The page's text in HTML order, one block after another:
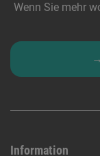
Wenn Sie mehr
Information